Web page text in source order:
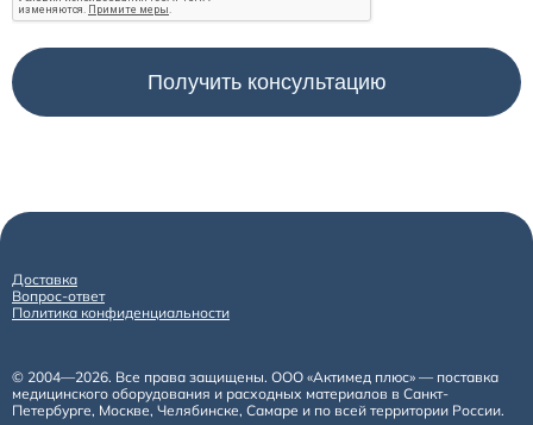
Доставка
Вопрос-ответ
Политика конфиденциальности
© 2004—2026. Все права защищены. ООО «Актимед плюс» — поставка
медицинского оборудования и расходных материалов в Санкт-
Петербурге, Москве, Челябинске, Самаре и по всей территории России.